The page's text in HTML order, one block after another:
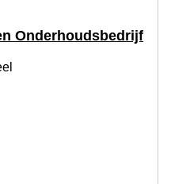
Onderhoudsbedrijf